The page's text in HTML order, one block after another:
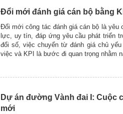
Đổi mới đánh giá cán bộ bằng
Đổi mới công tác đánh giá cán bộ là yêu
lực, uy tín, đáp ứng yêu cầu phát triển
đổi số, việc chuyển từ đánh giá chủ
việc và KPI là bước đi quan trọng nhằm
Dự án đường Vành đai I: Cuộc
mới